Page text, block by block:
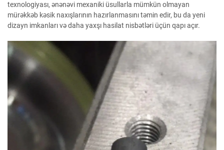
texnologiyası, ənənəvi mexaniki üsullarla mümkün olmayan
mürəkkəb kəsik naxışlarının hazırlanmasını təmin edir, bu da yeni
dizayn imkanları və daha yaxşı hasilat nisbətləri üçün qapı açır.